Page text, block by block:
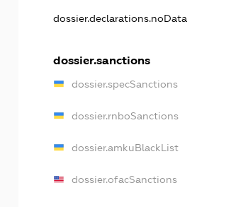
dossier.declarations.noData
dossier.sanctions
dossier.specSanctions
dossier.rnboSanctions
dossier.amkuBlackList
dossier.ofacSanctions